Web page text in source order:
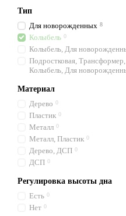
Тип
Для новорожденных 8
Колыбель 0
Колыбель, Для
Подростковая, Трансформер,
Колыбель, Для
Материал
Дерево 0
Пластик 0
Металл 0
Металл, Пластик 0
Дерево, ДСП 0
ДСП 0
Регулировка высоты дна
Есть 0
Нет 0